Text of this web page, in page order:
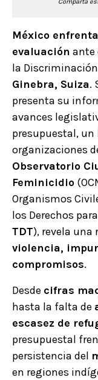
Comparta
México enfrenta
evaluación ante
la Discriminación
Ginebra, Suiza.
presenta su
avances
presupuestal, un
organizaciones
Observatorio
Feminicidio
Organismos
los Derechos
TDT), revela una
violencia,
compromisos.
Desde cifras
hasta la falta de
escasez de
presupuestal
persistencia del
en regiones